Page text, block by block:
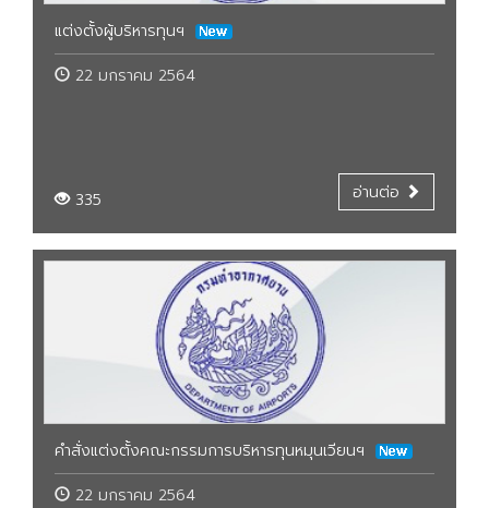
แต่งตั้งผู้บริหารทุนฯ
22 มกราคม 2564
335 อ่านต่อ
คำสั่งแต่งตั้งคณะกรรมการบริหารทุนหมุนเวียนฯ
22 มกราคม 2564